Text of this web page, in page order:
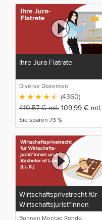
Ihre Jura-Flatrate
Diverse Dozenten
(4360)
410,57€mtl. 109,99 € mtl.
Sie sparen 73 %
Wirtschaftsprivatrecht für
Wirtschaftsjurist*innen
und Bachelor of Laws
Bohnen Montag Rohde,